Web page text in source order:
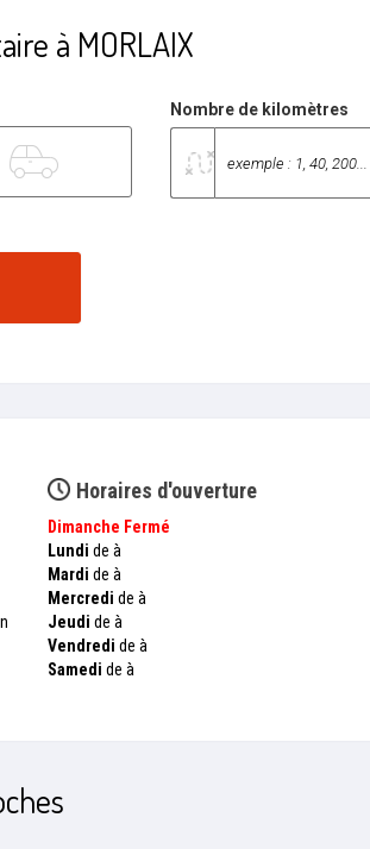
à MORLAIX
Nombre de kilomètres
Horaires d'ouverture
Dimanche Fermé
Lundi de à
Mardi de à
Mercredi de à
Jeudi de à
Vendredi de à
Samedi de à